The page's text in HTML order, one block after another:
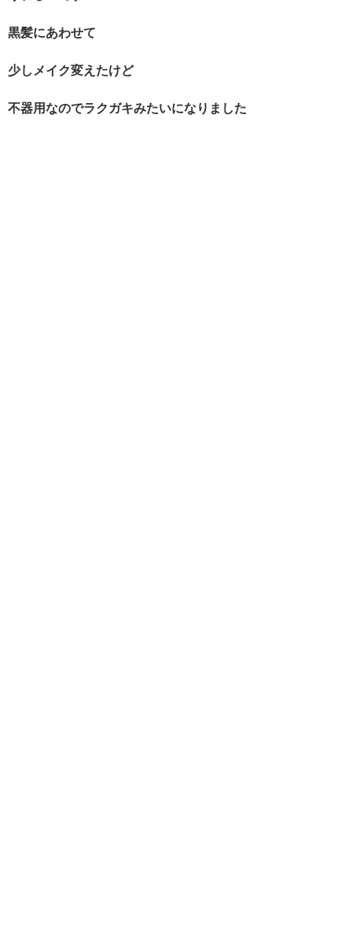
黒髪にあわせて
少しメイク変えたけど
不器用なのでラクガキみたいになりました